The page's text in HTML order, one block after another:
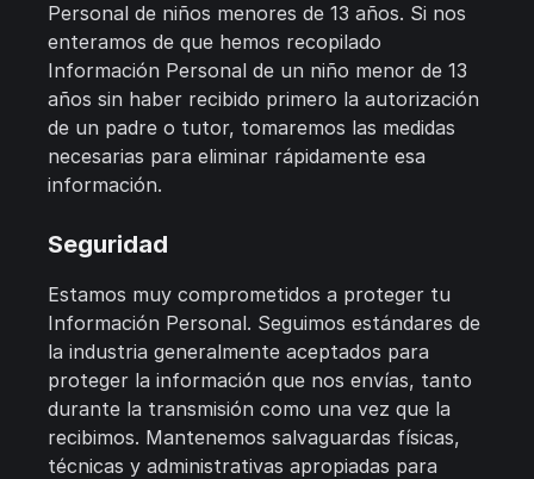
Personal de niños menores de 13 años. Si nos
enteramos de que hemos recopilado
Información Personal de un niño menor de 13
años sin haber recibido primero la autorización
de un padre o tutor, tomaremos las medidas
necesarias para eliminar rápidamente esa
información.
Seguridad
Estamos muy comprometidos a proteger tu
Información Personal. Seguimos estándares de
la industria generalmente aceptados para
proteger la información que nos envías, tanto
durante la transmisión como una vez que la
recibimos. Mantenemos salvaguardas físicas,
técnicas y administrativas apropiadas para